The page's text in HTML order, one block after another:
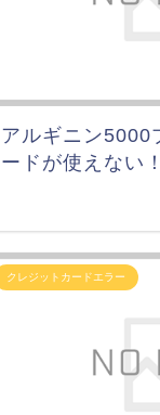
アルギニン5000
ードが使えない
クレジットカードエラー